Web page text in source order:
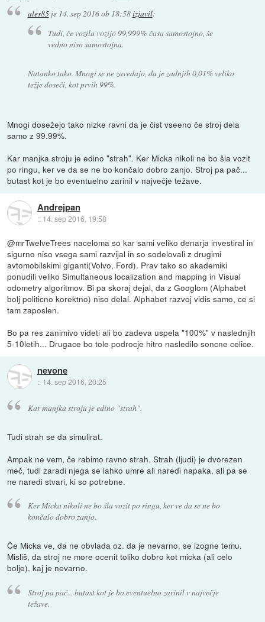
ales85je 14. sep 2016 ob 18:58izjavil:
Tudi, če vozila vozijo 99,999% časa samostojno, še
vedno niso samostojna.
Natanko tako. Mnogi se ne zavedajo, da je zadnjih 0,01% veliko
težje doseči, kot prvih 99%.
Mnogi dosežejo tako nizke ravni da je čist vseeno če stroj dela
samo z 99.99%.
Kar manjka stroju je edino "strah". Ker Micka nikoli ne bo šla vozit
po ringu, ker ve da se ne bo končalo dobro zanjo. Stroj pa pač...
butast kot je bo eventuelno zarinil v največje težave.
Andrejpan
:: 14. sep 2016, 19:58
@mrTwelveTrees naceloma so kar sami veliko denarja investiral in
sigurno niso vsega sami razvijal in so sodelovali z drugimi
avtomobilskimi giganti(Volvo, Ford). Prav tako so akademiki
ponudili veliko Simultaneous localization and mapping in Visual
odometry algoritmov. Bi pa skoraj dejal, da z Googlom (Alphabet
bolj politicno korektno) niso delal. Alphabet razvoj vidis samo, ce si
tam zaposlen.
Bo pa res zanimivo videti ali bo zadeva uspela "100%" v naslednjih
5-10letih... Drugace bo tole podrocje hitro nasledilo soncne celice.
nevone
:: 14. sep 2016, 20:25
Kar manjka stroju je edino "strah".
Tudi strah se da simulirat.
Ampak ne vem, če rabimo ravno strah. Strah (ljudi) je dvorezen
meč, tudi zaradi njega se lahko umre ali naredi napaka, ali pa se
ne naredi stvari, ki so potrebne.
Ker Micka nikoli ne bo šla vozit po ringu, ker ve da se ne bo
končalo dobro zanjo.
Če Micka ve, da ne obvlada oz. da je nevarno, se izogne temu.
Misliš, da stroj ne more ocenit toliko dobro kot micka (ali celo
bolje), kaj je nevarno.
Stroj pa pač... butast kot je bo eventuelno zarinil v največje
težave.